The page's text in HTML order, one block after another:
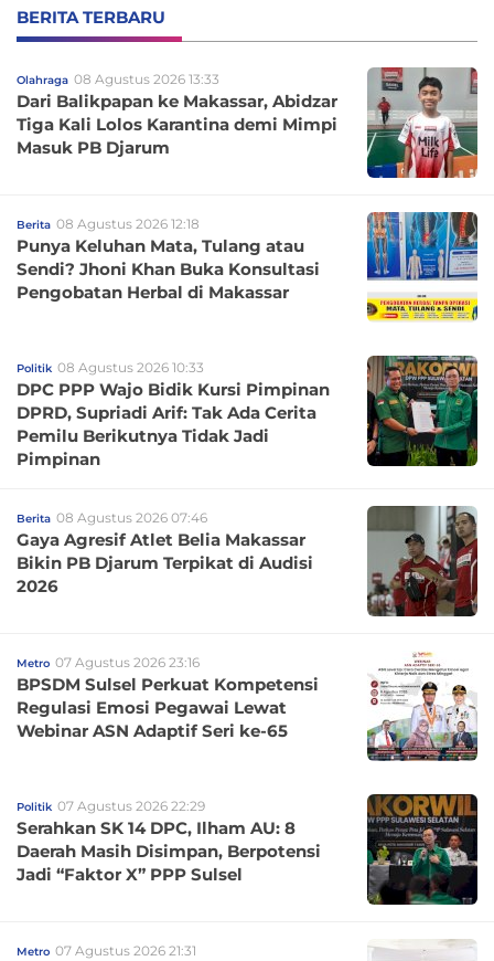
BERITA TERBARU
Olahraga 08 Agustus 2026 13:33
Dari Balikpapan ke Makassar, Abidzar
Tiga Kali Lolos Karantina demi Mimpi
Masuk PB Djarum
Berita 08 Agustus 2026 12:18
Punya Keluhan Mata, Tulang atau
Sendi? Jhoni Khan Buka Konsultasi
Pengobatan Herbal di Makassar
Politik 08 Agustus 2026 10:33
DPC PPP Wajo Bidik Kursi Pimpinan
DPRD, Supriadi Arif: Tak Ada Cerita
Pemilu Berikutnya Tidak Jadi
Pimpinan
Berita 08 Agustus 2026 07:46
Gaya Agresif Atlet Belia Makassar
Bikin PB Djarum Terpikat di Audisi
2026
Metro 07 Agustus 2026 23:16
BPSDM Sulsel Perkuat Kompetensi
Regulasi Emosi Pegawai Lewat
Webinar ASN Adaptif Seri ke-65
Politik 07 Agustus 2026 22:29
Serahkan SK 14 DPC, Ilham AU: 8
Daerah Masih Disimpan, Berpotensi
Jadi “Faktor X” PPP Sulsel
Metro 07 Agustus 2026 21:31